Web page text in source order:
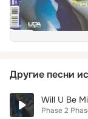
Другие песни
Will U Be
Phase 2